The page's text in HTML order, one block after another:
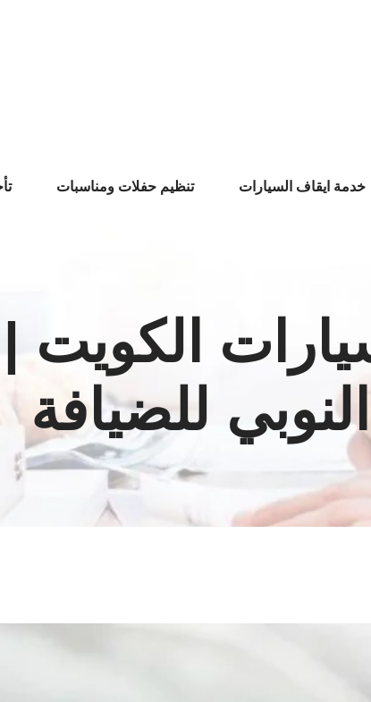
خدمة ايقاف السيارات تنظيم حفلات ومناسبات
النوبي للضيافة